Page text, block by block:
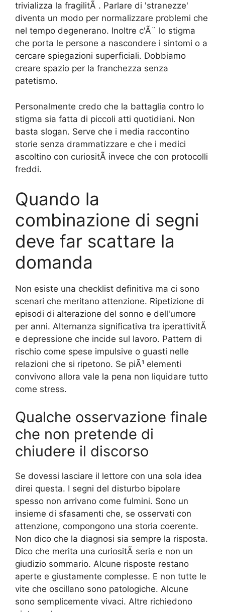
trivializza la fragilitÃ . Parlare di 'stranezze'
diventa un modo per normalizzare problemi che
nel tempo degenerano. Inoltre c'Ã¨ lo stigma
che porta le persone a nascondere i sintomi o a
cercare spiegazioni superficiali. Dobbiamo
creare spazio per la franchezza senza
patetismo.
Personalmente credo che la battaglia contro lo
stigma sia fatta di piccoli atti quotidiani. Non
basta slogan. Serve che i media raccontino
storie senza drammatizzare e che i medici
ascoltino con curiositÃ invece che con protocolli
freddi.
Quando la
combinazione di segni
deve far scattare la
domanda
Non esiste una checklist definitiva ma ci sono
scenari che meritano attenzione. Ripetizione di
episodi di alterazione del sonno e dell'umore
per anni. Alternanza significativa tra iperattivitÃ
e depressione che incide sul lavoro. Pattern di
rischio come spese impulsive o guasti nelle
relazioni che si ripetono. Se piÃ¹ elementi
convivono allora vale la pena non liquidare tutto
come stress.
Qualche osservazione finale
che non pretende di
chiudere il discorso
Se dovessi lasciare il lettore con una sola idea
direi questa. I segni del disturbo bipolare
spesso non arrivano come fulmini. Sono un
insieme di sfasamenti che, se osservati con
attenzione, compongono una storia coerente.
Non dico che la diagnosi sia sempre la risposta.
Dico che merita una curiositÃ seria e non un
giudizio sommario. Alcune risposte restano
aperte e giustamente complesse. E non tutte le
vite che oscillano sono patologiche. Alcune
sono semplicemente vivaci. Altre richiedono